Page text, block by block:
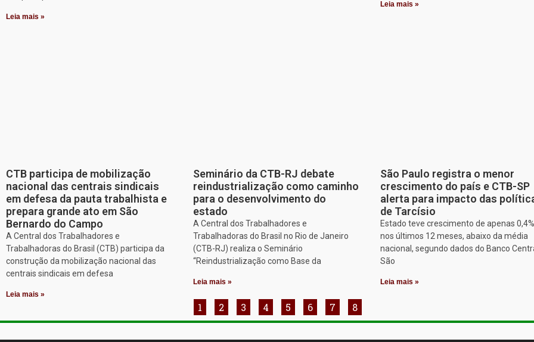
Leia mais »
Leia mais »
CTB participa de mobilização
nacional das centrais sindicais
em defesa da pauta trabalhista e
prepara grande ato em São
Bernardo do Campo
A Central dos Trabalhadores e
Trabalhadoras do Brasil (CTB) participa da
construção da mobilização nacional das
centrais sindicais em defesa
Leia mais »
Seminário da CTB-RJ debate
reindustrialização como caminho
para o desenvolvimento do
estado
A Central dos Trabalhadores e
Trabalhadoras do Brasil no Rio de Janeiro
(CTB-RJ) realiza o Seminário
“Reindustrialização como Base da
Leia mais »
São Paulo registra o menor
crescimento do país e CTB-SP
alerta para impacto das
de Tarcísio
Estado teve crescimento de apenas 0,4%
nos últimos 12 meses, abaixo da média
nacional, segundo dados do Banco
São
Leia mais »
1 2 3 4 5 6 7 8